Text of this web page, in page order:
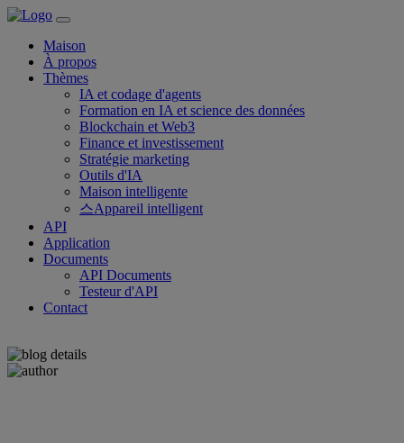
Maison
À propos
Thèmes
IA et codage d'agents
Formation en IA et science des données
Blockchain et Web3
Finance et investissement
Stratégie marketing
Outils d'IA
Maison intelligente
스Appareil intelligent
API
Application
Documents
API Documents
Testeur d'API
Contact